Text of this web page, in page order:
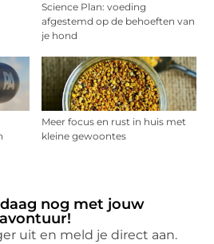
Science Plan: voeding
afgestemd op de behoeften van
je hond
Meer focus en rust in huis met
kleine gewoontes
nog met jouw
avontuur!
uit en meld je direct aan.